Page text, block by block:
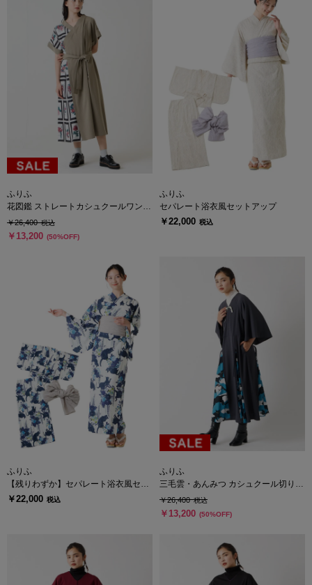
ふりふ
花図鑑 ストレートカシュクールワンピ
ース
￥26,400 税込
￥13,200 (50%OFF)
ふりふ
セパレート浴衣風セットアップ
￥22,000 税込
ふりふ
【残りわずか】セパレート浴衣風セッ
トアップ
￥22,000 税込
ふりふ
三毛雲・あんみつ カシュクール切り替
えワンピース
￥26,400 税込
￥13,200 (50%OFF)